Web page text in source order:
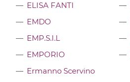
ELISA FANTI
EMDO
EMP.S.I.L
EMPORIO
Ermanno Scervino